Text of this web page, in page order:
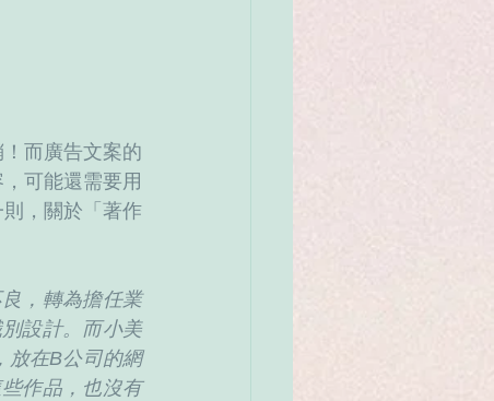
而廣告文案的
可能還需要用
，關於「著作
，轉為擔任業
設計。而小美
放在B公司的網
作品，也沒有